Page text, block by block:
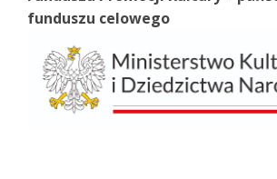
funduszu celowego